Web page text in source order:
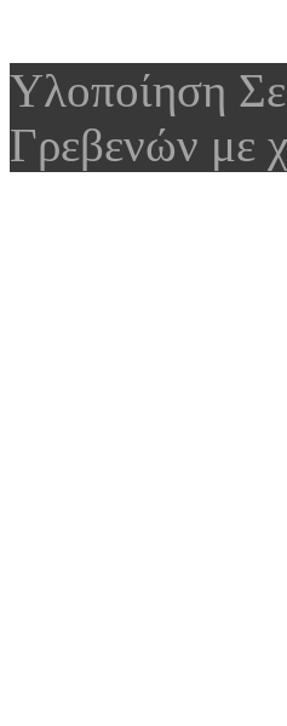
Υλοποίηση
Γρεβενών με